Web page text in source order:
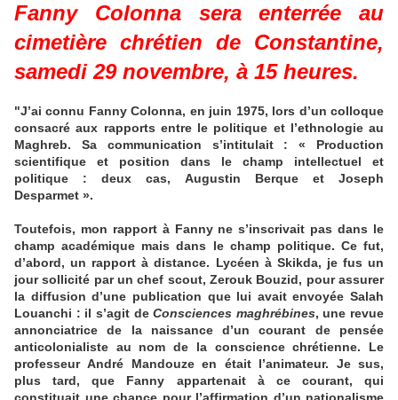
Fanny Colonna sera enterrée au
cimetière chrétien de Constantine,
samedi 29 novembre, à 15 heures.
"J’ai connu Fanny Colonna, en juin 1975, lors d’un colloque
consacré aux rapports entre le politique et l’ethnologie au
Maghreb. Sa communication s’intitulait : « Production
scientifique et position dans le champ intellectuel et
politique : deux cas, Augustin Berque et Joseph
Desparmet ».
Toutefois, mon rapport à Fanny ne s’inscrivait pas dans le
champ académique mais dans le champ politique. Ce fut,
d’abord, un rapport à distance. Lycéen à Skikda, je fus un
jour sollicité par un chef scout, Zerouk Bouzid, pour assurer
la diffusion d’une publication que lui avait envoyée Salah
Louanchi : il s’agit deConsciences maghrébines, une revue
annonciatrice de la naissance d’un courant de pensée
anticolonialiste au nom de la conscience chrétienne. Le
professeur André Mandouze en était l’animateur. Je sus,
plus tard, que Fanny appartenait à ce courant, qui